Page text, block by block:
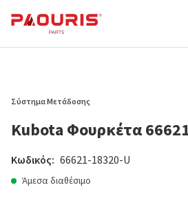
Σύστημα Μετάδοσης
Kubota Φουρκέτα
Κωδικός: 66621-18320-U
Άμεσα διαθέσιμο